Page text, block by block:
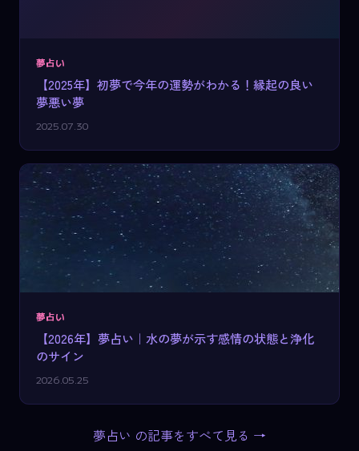
夢占い
【2025年】初夢で今年の運勢がわかる！縁起の良い
夢悪い夢
2025.07.30
夢占い
【2026年】夢占い｜水の夢が示す感情の状態と浄化
のサイン
2026.05.25
夢占い の記事をすべて見る →